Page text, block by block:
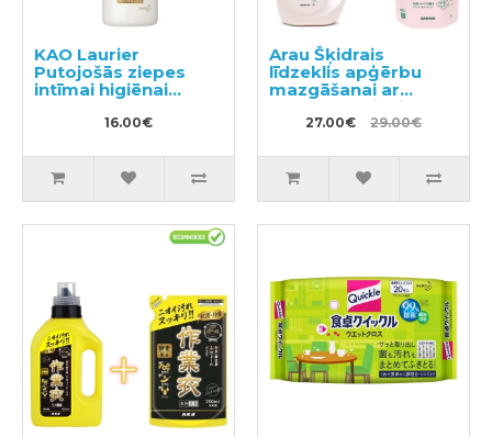
KAO Laurier
Putojošās ziepes
intīmai higiēnai
16.00€
Arau Šķidrais
līdzeklis apģērbu
mazgāšanai ar
sastāvam pievienoto
lavandas un
ekstraktu 1200ml +
pildviela 1000ml
27.00€ 29.00€